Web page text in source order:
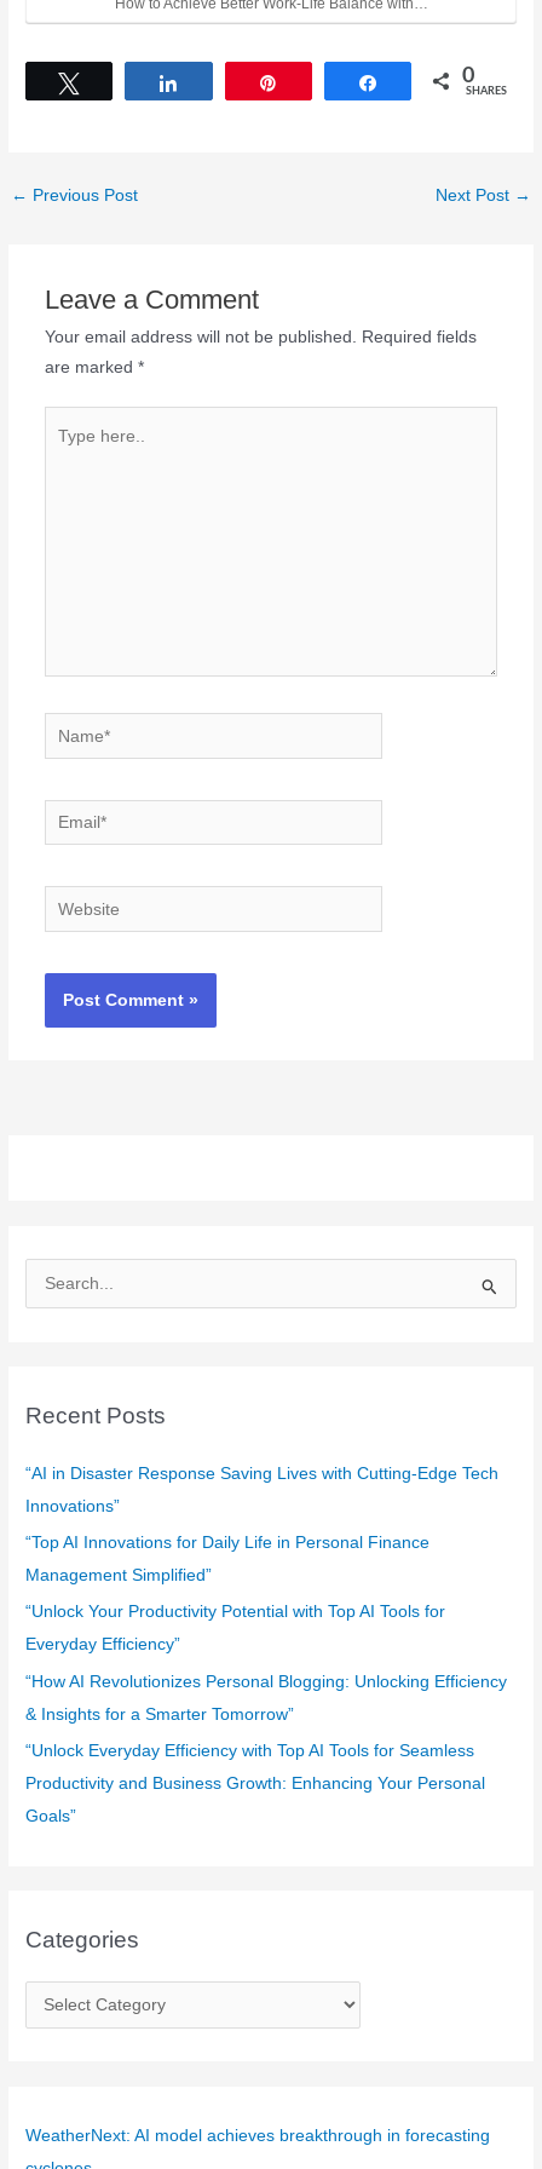
Share 0
SHARES
← Previous Post Next Post →
Leave a Comment
Your email address will not be published.
Required fields
are marked *
here..
Name*
Email*
Website
e
c
f
o
r
:
Recent Posts
“AI in Disaster Response Saving Lives with Cutting-Edge Tech
Innovations”
“Top AI Innovations for Daily Life in Personal Finance
Management Simplified”
“Unlock Your Productivity Potential with Top AI Tools for
Everyday Efficiency”
“How AI Revolutionizes Personal Blogging: Unlocking Efficiency
& Insights for a Smarter Tomorrow”
“Unlock Everyday Efficiency with Top AI Tools for Seamless
Productivity and Business Growth: Enhancing Your Personal
Goals”
Categories
a
g
WeatherNext: AI model achieves breakthrough in forecasting